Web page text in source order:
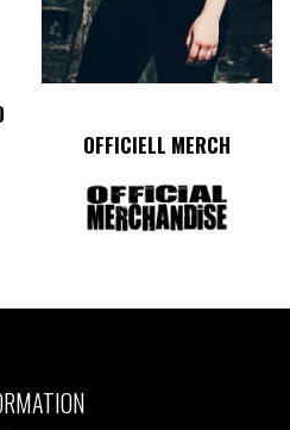
OFFICIELL MERCH